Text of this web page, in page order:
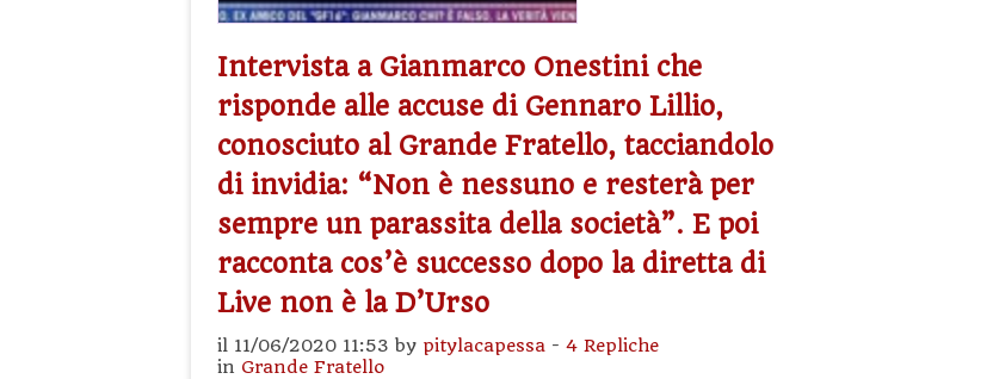
Intervista a Gianmarco Onestini che
risponde alle accuse di Gennaro Lillio,
conosciuto al Grande Fratello, tacciandolo
di invidia: “Non è nessuno e resterà per
sempre un parassita della società”. E poi
racconta cos’è successo dopo la diretta di
Live non è la D’Urso
il 11/06/2020 11:53 by pitylacapessa - 4 Repliche
in Grande Fratello